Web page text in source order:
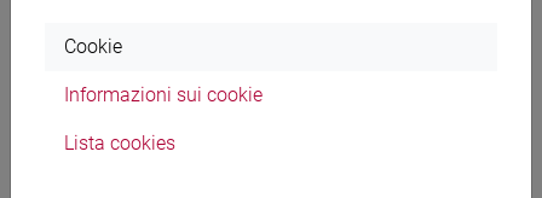
Programma
Docenti
Cookie
Informazioni sui cookie
Lista cookies